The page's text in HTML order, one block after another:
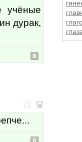
учёные
дурак,